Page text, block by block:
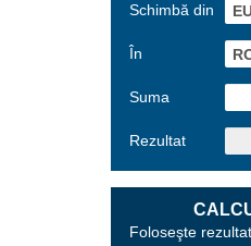
Schimbă din
În
Suma
Rezultat
Foloseşte